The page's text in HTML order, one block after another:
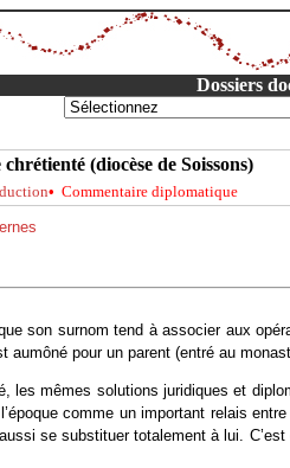
Dossiers
(diocèse de Soissons)
• Commentaire diplomatique
son surnom tend à associer aux
aumôné pour un parent (entré au
les mêmes solutions juridiques et
comme un important relais
se substituer totalement à lui.